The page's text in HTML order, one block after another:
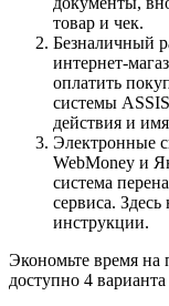
товар и чек.
Безналичный
интернет-
оплатить
системы
действия и
Электронные
WebMoney и
система
сервиса.
инструкции.
Экономьте время на
доступно 4